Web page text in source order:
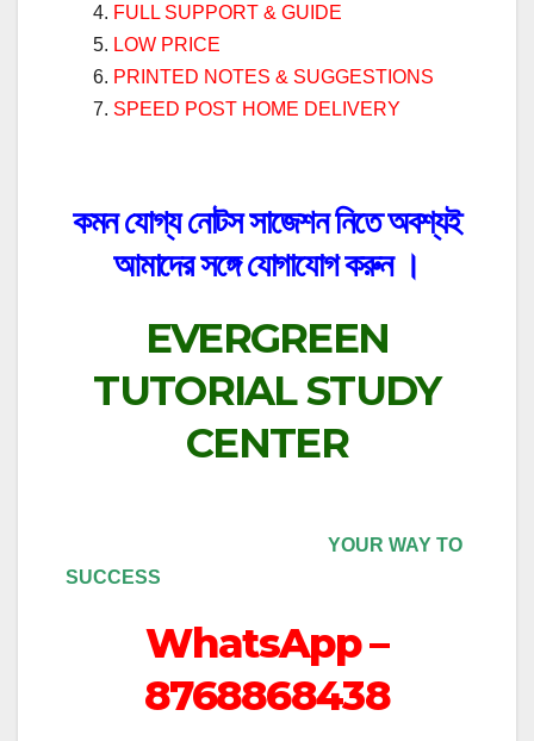
FULL SUPPORT & GUIDE
LOW PRICE
PRINTED NOTES & SUGGESTIONS
SPEED POST HOME DELIVERY
কমন যোগ্য নোটস সাজেশন নিতে অবশ্যই
আমাদের সঙ্গে যোগাযোগ করুন ।
EVERGREEN
TUTORIAL STUDY
CENTER
YOUR WAY TO
SUCCESS
WhatsApp –
8768868438